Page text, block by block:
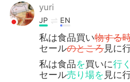
yuri
JP EN
私は食品買い物する
セールのところ見に
私は食品を買いに行
セール売り場を 見に